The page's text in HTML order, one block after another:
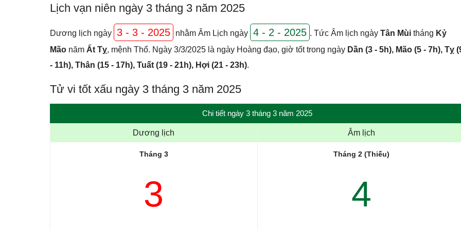
Lịch vạn niên ngày 3 tháng 3 năm 2025
Dương lịch ngày 3 - 3 - 2025 nhằm Âm Lịch ngày 4 - 2 - 2025 . Tức Âm lịch ngày Tân Mùi tháng Kỷ
Mão năm Ất Tỵ, mệnh Thổ. Ngày 3/3/2025 là ngày Hoàng đạo, giờ tốt trong ngày Dần (3 - 5h), Mão (5 - 7h), Tỵ
- 11h), Thân (15 - 17h), Tuất (19 - 21h), Hợi (21 - 23h).
Tử vi tốt xấu ngày 3 tháng 3 năm 2025
Chi tiết ngày 3 tháng 3 năm 2025
Dương lịch Âm lịch
Tháng 3
3
Tháng 2 (Thiếu)
4